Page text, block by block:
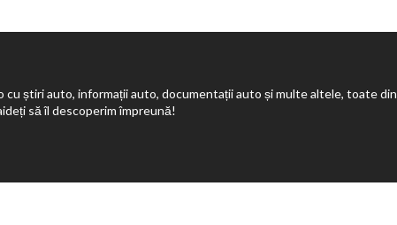
știri auto, informații auto, documentații auto și multe altele, toate din
să îl descoperim împreună!